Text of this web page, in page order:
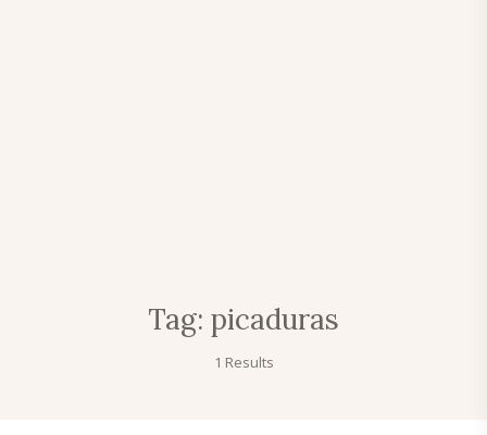
Tag: picaduras
1 Results